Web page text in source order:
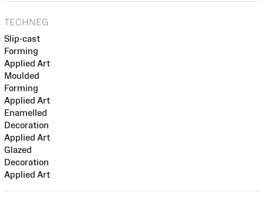
TECHNEG
Slip-cast
Forming
Applied Art
Moulded
Forming
Applied Art
Enamelled
Decoration
Applied Art
Glazed
Decoration
Applied Art